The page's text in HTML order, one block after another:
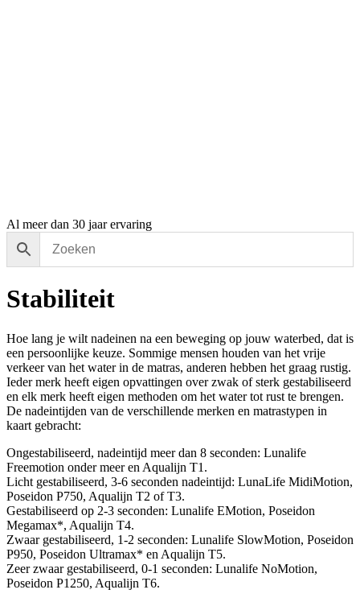
Al meer dan 30 jaar ervaring
Stabiliteit
Hoe lang je wilt nadeinen na een beweging op jouw waterbed, dat is
een persoonlijke keuze. Sommige mensen houden van het vrije
verkeer van het water in de matras, anderen hebben het graag rustig.
Ieder merk heeft eigen opvattingen over zwak of sterk gestabiliseerd
en elk merk heeft eigen methoden om het water tot rust te brengen.
De nadeintijden van de verschillende merken en matrastypen in
kaart gebracht:
Ongestabiliseerd, nadeintijd meer dan 8 seconden: Lunalife
Freemotion onder meer en Aqualijn T1.
Licht gestabiliseerd, 3-6 seconden nadeintijd: LunaLife MidiMotion,
Poseidon P750, Aqualijn T2 of T3.
Gestabiliseerd op 2-3 seconden: Lunalife EMotion, Poseidon
Megamax*, Aqualijn T4.
Zwaar gestabiliseerd, 1-2 seconden: Lunalife SlowMotion, Poseidon
P950, Poseidon Ultramax* en Aqualijn T5.
Zeer zwaar gestabiliseerd, 0-1 seconden: Lunalife NoMotion,
Poseidon P1250, Aqualijn T6.